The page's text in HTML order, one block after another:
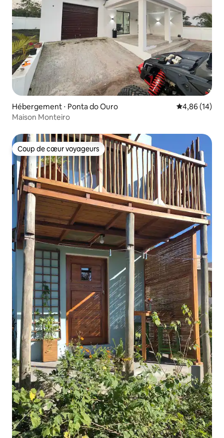
Hébergement ⋅ Ponta do Ouro Évaluation
4,86 (14)
Maison Monteiro
Coup de cœur voyageurs
Coup de cœur voyageurs